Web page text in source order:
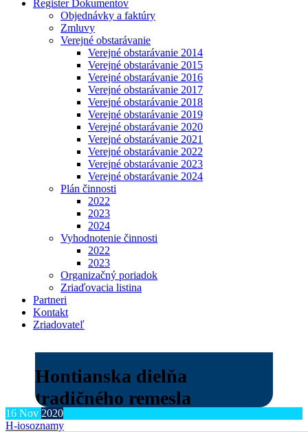
Register Dokumentov
Objednávky a faktúry
Zmluvy
Verejné obstarávanie
Verejné obstarávanie 2014
Verejné obstarávanie 2015
Verejné obstarávanie 2016
Verejné obstarávanie 2017
Verejné obstarávanie 2018
Verejné obstarávanie 2019
Verejné obstarávanie 2020
Verejné obstarávanie 2021
Verejné obstarávanie 2022
Verejné obstarávanie 2023
Verejné obstarávanie 2024
Plán činnosti
2022
2023
2024
Vyhodnotenie činnosti
2022
2023
Organizačný poriadok
Zriaďovacia listina
Partneri
Kontakt
Zriadovateľ
Hontianska dielňa
tradičného remesla
16 Nov 2020
H-iosoznamy